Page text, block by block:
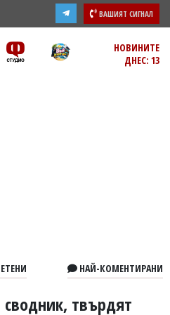
ВАШИЯТ СИГНАЛ
НОВИНИТЕ
ДНЕС: 13
НАЙ-КОМЕНТИРАНИ
твърдят